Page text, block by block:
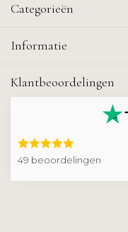
Categorieën
Informatie
Klantbeoordelingen
49 beoordelingen